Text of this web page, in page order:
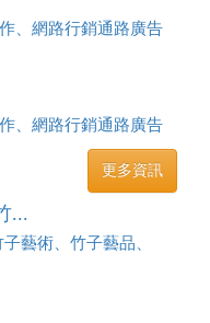
、網路行銷通路廣告
售，全面優惠中....
、網路行銷通路廣告
售，全面優惠中....
更多資訊
...
藝術、竹子藝品、